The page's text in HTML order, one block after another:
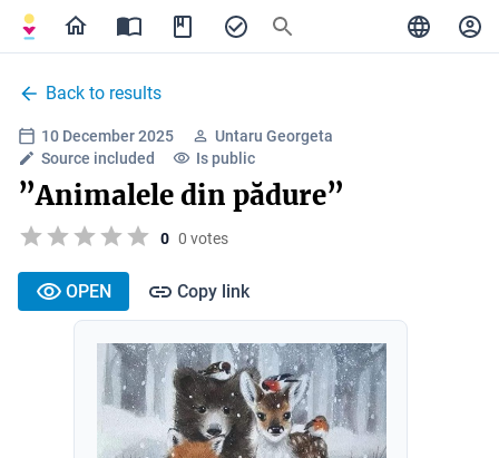
Back to results
10 December 2025
Untaru Georgeta
Source included
Is public
”Animalele din pădure”
0 0 votes
OPEN Copy link